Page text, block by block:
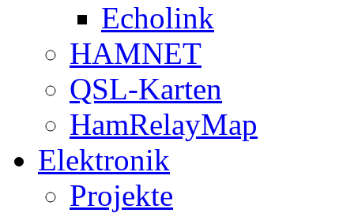
Echolink
HAMNET
QSL-Karten
HamRelayMap
Elektronik
Projekte